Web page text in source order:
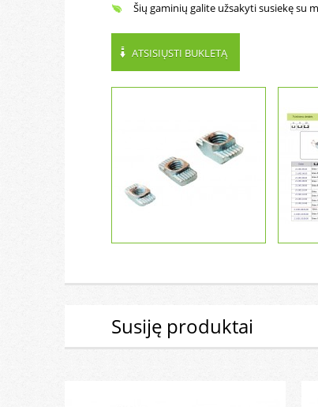
Šių gaminių galite užsakyti susiekę su
ATSISIŲSTI BUKLETĄ
Susiję produktai